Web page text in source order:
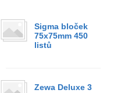
Sigma bloček
75x75mm 450
listů
Zewa Deluxe 3